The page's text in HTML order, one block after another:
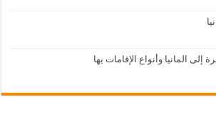
المانيا وأنواع الإقامات بها